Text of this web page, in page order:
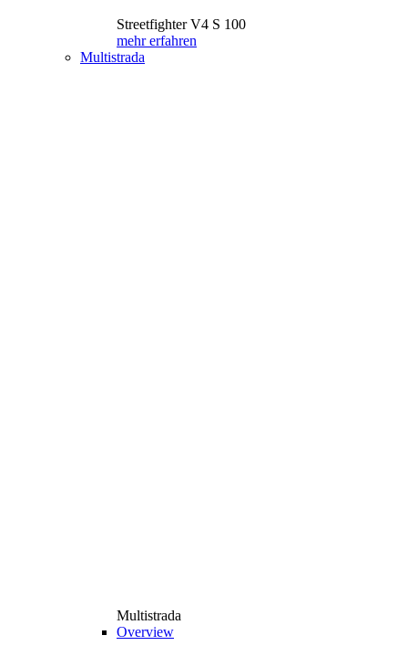
Streetfighter V4 S 100
mehr erfahren
Multistrada
Multistrada
Overview